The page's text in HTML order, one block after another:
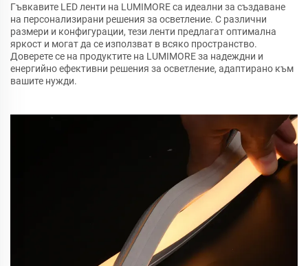
Гъвкавите LED ленти на LUMIMORE са идеални за създаване
на персонализирани решения за осветление. С различни
размери и конфигурации, тези ленти предлагат оптимална
яркост и могат да се използват в всяко пространство.
Доверете се на продуктите на LUMIMORE за надеждни и
енергийно ефективни решения за осветление, адаптирано към
вашите нужди.